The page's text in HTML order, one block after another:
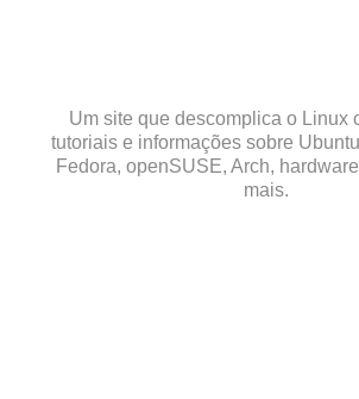
Um site que descomplica o Linux
tutoriais e informações sobre
Fedora, openSUSE, Arch,
mais.